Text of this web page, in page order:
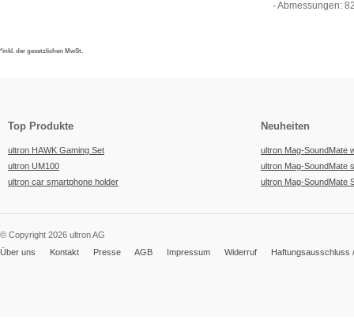
- Abmessungen:
*inkl. der gesetzlichen MwSt.
Top Produkte
ultron HAWK Gaming Set
ultron UM100
ultron car smartphone holder
Neuheiten
ultron Mag-SoundMate
ultron Mag-SoundMate
ultron Mag-SoundMate
© Copyright 2026 ultron AG
Über uns
Kontakt Presse AGB Impressum Widerruf Haftungsausschluss